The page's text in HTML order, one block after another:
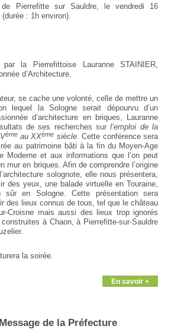
Pierrefitte sur Sauldre, le vendredi 16
(durée : 1h environ).
par la Pierrefittoise Lauranne STAINIER,
d’Architecture.
se cache une volonté, celle de mettre un
lequel la Sologne serait dépourvu d’un
d’architecture en briques, Lauranne
de ses recherches surl’emploi de la
èmeau XXème siècle. Cette conférence sera
au patrimoine bâti à la fin du Moyen-Age
Moderne et aux informations que l’on peut
mur en briques. Afin de comprendre l’origine
solognote, elle nous présentera,
des yeux, une balade virtuelle en Touraine,
en Sologne. Cette présentation sera
des lieux connus de tous, tel que le château
Croisne mais aussi des lieux trop ignorés
à Chaon, à Pierrefitte-sur-Sauldre
la soirée.
En savoir +
de la Préfecture